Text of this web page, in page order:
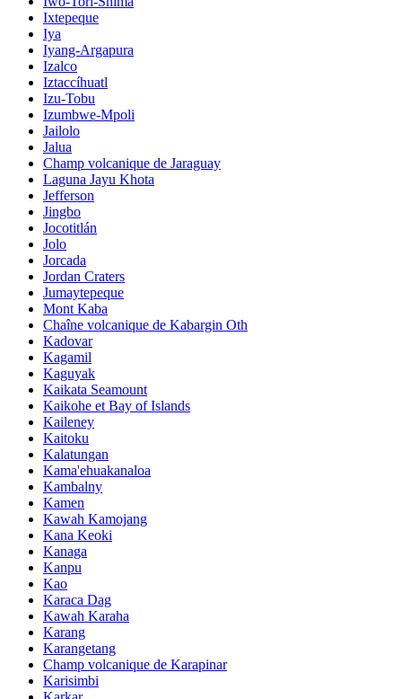
Ixtepeque
Iya
Iyang-Argapura
Izalco
Iztaccíhuatl
Izu-Tobu
Izumbwe-Mpoli
Jailolo
Jalua
Champ volcanique de Jaraguay
Laguna Jayu Khota
Jefferson
Jingbo
Jocotitlán
Jolo
Jorcada
Jordan Craters
Jumaytepeque
Mont Kaba
Chaîne volcanique de Kabargin Oth
Kadovar
Kagamil
Kaguyak
Kaikata Seamount
Kaikohe et Bay of Islands
Kaileney
Kaitoku
Kalatungan
Kama'ehuakanaloa
Kambalny
Kamen
Kawah Kamojang
Kana Keoki
Kanaga
Kanpu
Kao
Karaca Dag
Kawah Karaha
Karang
Karangetang
Champ volcanique de Karapinar
Karisimbi